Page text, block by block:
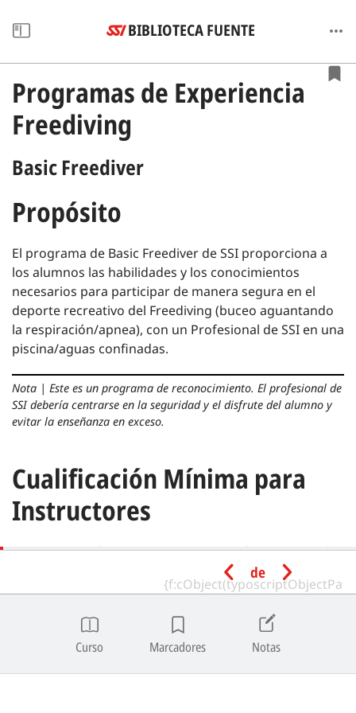
BIBLIOTECA FUENTE
Programas de Experiencia
Freediving
Basic Freediver
Propósito
El programa de Basic Freediver de SSI proporciona a
los alumnos las habilidades y los conocimientos
necesarios para participar de manera segura en el
deporte recreativo del Freediving (buceo aguantando
la respiración/apnea), con un Profesional de SSI en una
piscina/aguas confinadas.
Nota | Este es un programa de reconocimiento. El profesional de
SSI debería centrarse en la seguridad y el disfrute del alumno y
evitar la enseñanza en exceso.
Cualificación Mínima para
Instructores
Un Basic Freediving Instructor en estado activo puede
impartir el programa de Basic Freediver.
Requisitos previos para
alumnos
de
Curso Marcadores Notas